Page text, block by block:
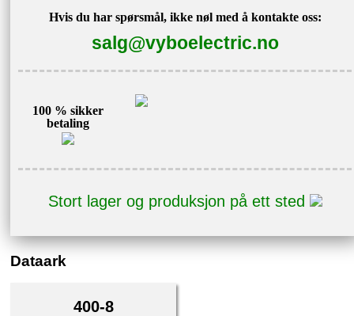
Hvis du har spørsmål, ikke nøl med å kontakte oss:
salg@vyboelectric.no
100 % sikker
betaling
Stort lager og produksjon på ett sted
Dataark
400-8